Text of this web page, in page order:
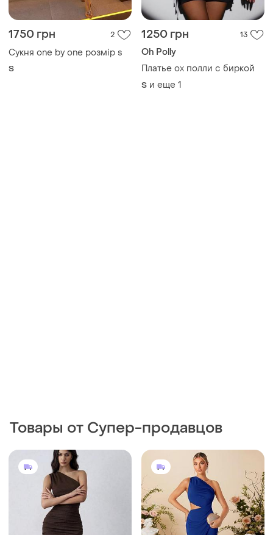
1750 грн 2
Сукня one by one розмір s
S
1250 грн 13
Oh Polly
Платье ох полли с биркой
S и еще 1
Товары от Супер-продавцов